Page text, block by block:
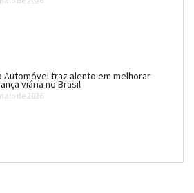
Automóvel traz alento em melhorar
viária no Brasil
de 2026